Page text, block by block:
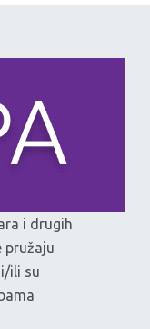
i drugih
pružaju
ili su